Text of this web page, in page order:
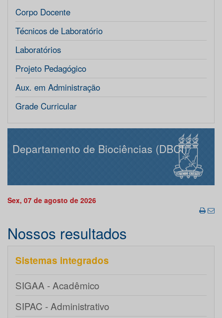
Corpo Docente
Técnicos de Laboratório
Laboratórios
Projeto Pedagógico
Aux. em Administração
Grade Curricular
Departamento de Biociências (DBCI)
Sex, 07 de agosto de 2026
Nossos resultados
Sistemas integrados
SIGAA - Acadêmico
SIPAC - Administrativo